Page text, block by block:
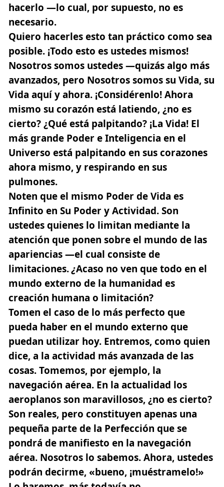
hacerlo —lo cual, por supuesto, no es
necesario.
Quiero hacerles esto tan práctico como sea
posible. ¡Todo esto es ustedes mismos!
Nosotros somos ustedes —quizás algo más
avanzados, pero Nosotros somos su Vida, su
Vida aquí y ahora. ¡Considérenlo! Ahora
mismo su corazón está latiendo, ¿no es
cierto? ¿Qué está palpitando? ¡La Vida! El
más grande Poder e Inteligencia en el
Universo está palpitando en sus corazones
ahora mismo, y respirando en sus
pulmones.
Noten que el mismo Poder de Vida es
Infinito en Su Poder y Actividad. Son
ustedes quienes lo limitan mediante la
atención que ponen sobre el mundo de las
apariencias —el cual consiste de
limitaciones.¿Acaso no ven que todo en el
mundo externo de la humanidad es
creación humana o limitación?
Tomen el caso de lo más perfecto que
pueda haber en el mundo externo que
puedan utilizar hoy. Entremos, como quien
dice, a la actividad más avanzada de las
cosas. Tomemos, por ejemplo, la
navegación aérea. En la actualidad los
aeroplanos son maravillosos, ¿no es cierto?
Son reales, pero constituyen apenas una
pequeña parte de la Perfección que se
pondrá de manifiesto en la navegación
aérea. Nosotros lo sabemos. Ahora, ustedes
podrán decirme, «bueno, ¡muéstramelo!»